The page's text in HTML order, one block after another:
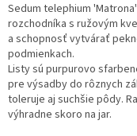
Sedum telephium
rozchodníka s ružovým
a schopnosť vytvárať
podmienkach.
Listy sú purpurovo
pre výsadby do rôznych
toleruje aj suchšie pôdy.
výhradne skoro na jar.